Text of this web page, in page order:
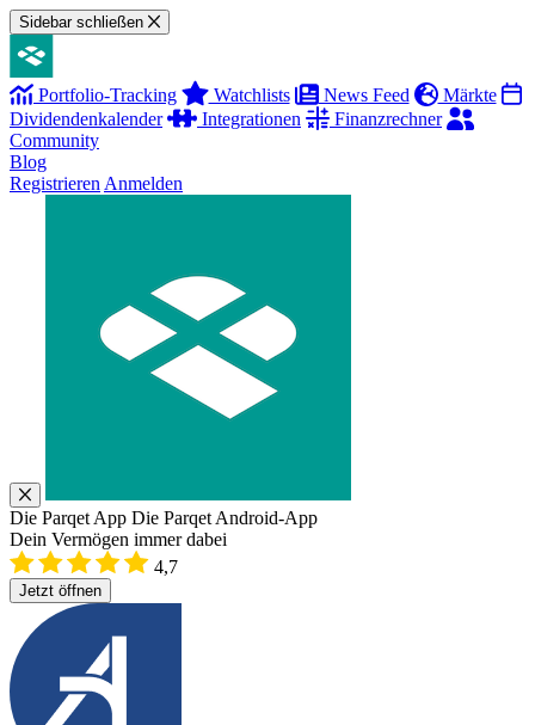
Sidebar schließen
Portfolio-Tracking Watchlists News Feed
Märkte
Dividendenkalender
Integrationen
Finanzrechner
Community
Blog
Registrieren Anmelden
Die Parqet App Die Parqet Android-App
Dein Vermögen immer dabei
4,7
Jetzt öffnen